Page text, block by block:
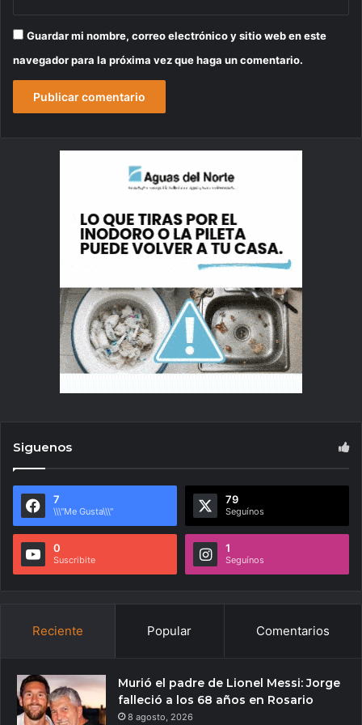
Guardar mi nombre, correo electrónico y sitio web en este
navegador para la próxima vez que haga un comentario.
Siguenos
7
\\\"Me Gusta\\\"
79
Seguínos
0
Suscribite
1
Seguínos
Reciente Popular Comentarios
Murió el padre de Lionel Messi: Jorge
falleció a los 68 años en Rosario
8 agosto, 2026